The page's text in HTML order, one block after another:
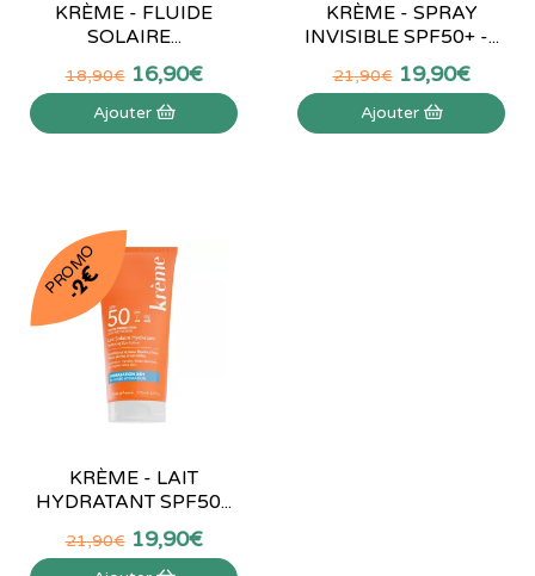
KRÈME - FLUIDE
SOLAIRE...
18,90€ 16,90€
Ajouter
KRÈME - SPRAY
INVISIBLE SPF50+ -...
21,90€ 19,90€
Ajouter
PROMO
-2€
KRÈME - LAIT
HYDRATANT SPF50...
21,90€ 19,90€